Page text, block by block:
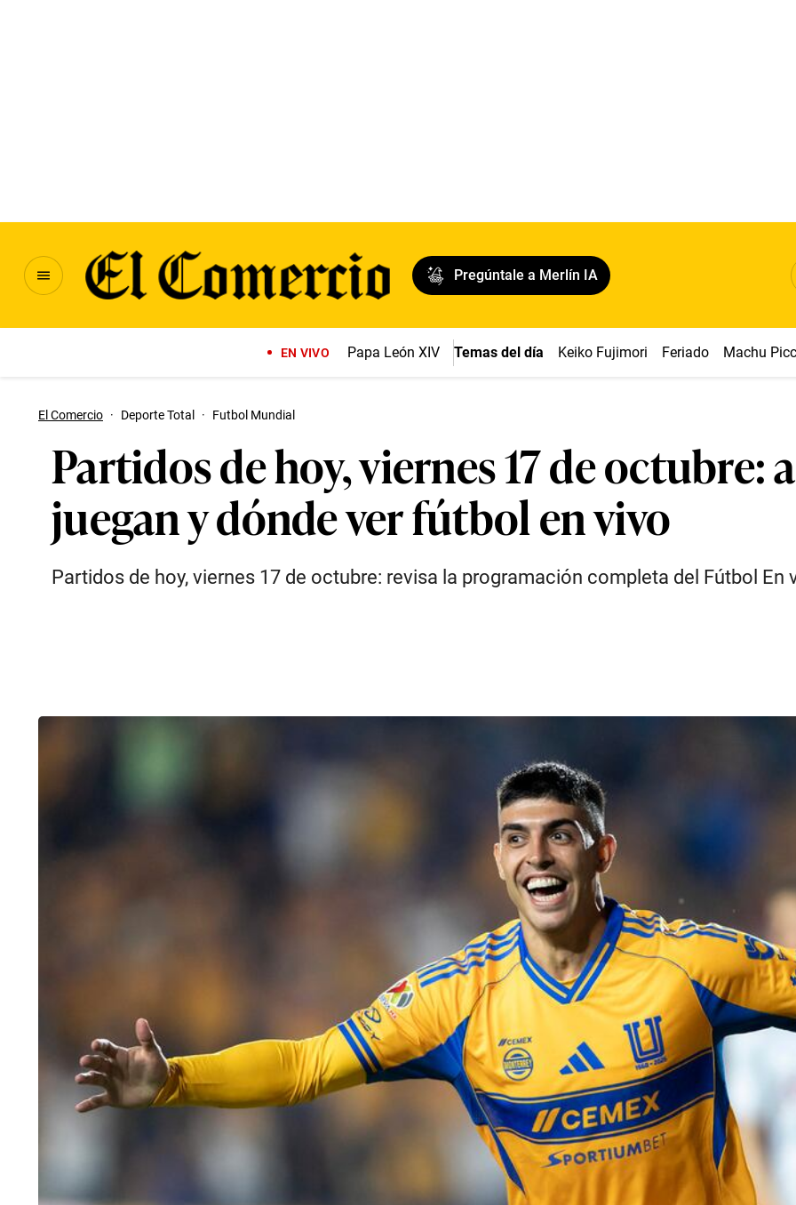
Pregúntale a Merlín IA
EN VIVO Papa León XIV Temas del día Keiko Fujimori Feriado Machu
El Comercio · Deporte Total · Futbol Mundial
Partidos de hoy, viernes 17 de octubre:
juegan y dónde ver fútbol en vivo
Partidos de hoy, viernes 17 de octubre: revisa la programación completa del Fútbol En